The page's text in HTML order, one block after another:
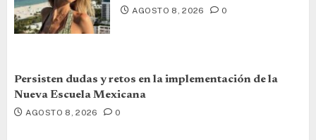
AGOSTO 8, 2026 0
Persisten dudas y retos en la implementación de la
Nueva Escuela Mexicana
AGOSTO 8, 2026 0